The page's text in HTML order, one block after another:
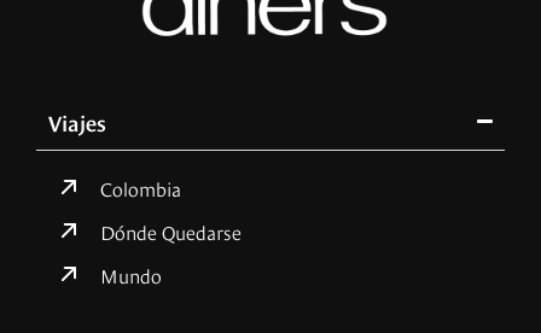
Viajes
Colombia
Dónde Quedarse
Mundo